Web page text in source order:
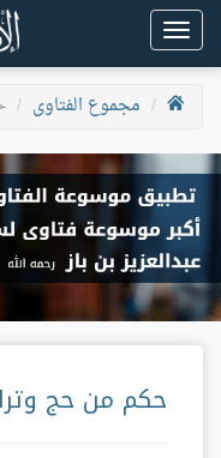
Toggle
navigation
مجموع الفتاوى
حكم من حج